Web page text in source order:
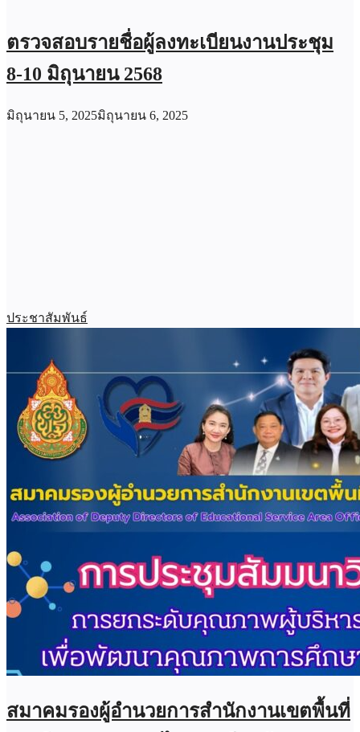
ตรวจสอบรายชื่อผู้ลงทะเบียนงานประชุม
8-10 มิถุนายน 2568
มิถุนายน 5, 2025มิถุนายน 6, 2025
ประชาสัมพันธ์
สมาคมรองผู้อำนวยการสำนักงานเขตพื้นที่